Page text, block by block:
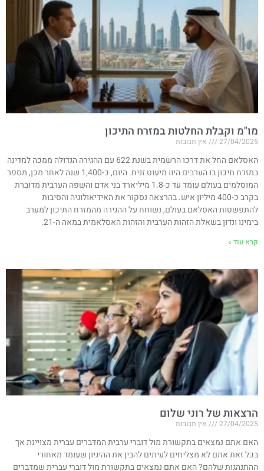
מו"מ וקבלת החלטות במזרח התיכון
27/04/2025 אין תגובות
האסלאם החל את דרכו הרשמית בשנת 622 עם ההגירה הגדולה ממכה למדינה
במזרח תיכון בו הערבים היוו מיעוט זניח. היום, כ-1,400 שנה לאחר מכן, מספר
המוסלמים בעולם עומד עד כ-1.8 מיליארד בני אדם והשפה הערבית מדוברת
בקרב כ-400 מיליון איש. בהרצאה נסקור את האידיאולוגיה והסיבות
להתפשטות האסלאם בעולם, נשוחח על ההגירה מהמזרח התיכון למערב
בימינו ונדון בשאלת הזהות הערבית והזהות האסלאמית במאה ה-21.
קרא עוד »
הרצאות של רוני שלום
27/04/2025 אין תגובות
האם אתם נמצאים בתקשורת מול דוברי ערבית המדברים עברית מצויינת אך
בכל זאת אתם לא מצליחים לעיתים להבין את ההיגיון שעומד מאחורי
ההתנהגות שלהם? האם אתם נמצאים בתקשורת מול דוברי עברית שמדברים